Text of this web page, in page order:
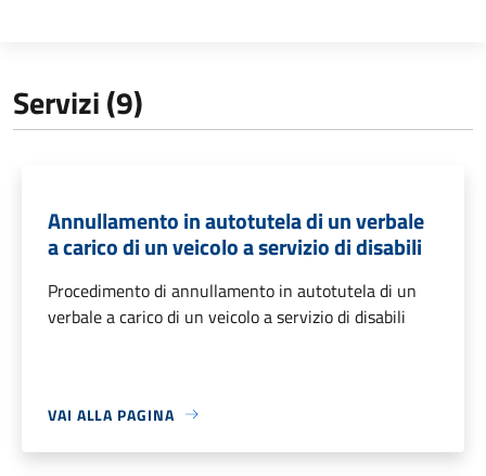
Servizi (9)
Annullamento in autotutela di un verbale
a carico di un veicolo a servizio di disabili
Procedimento di annullamento in autotutela di un
verbale a carico di un veicolo a servizio di disabili
VAI ALLA PAGINA